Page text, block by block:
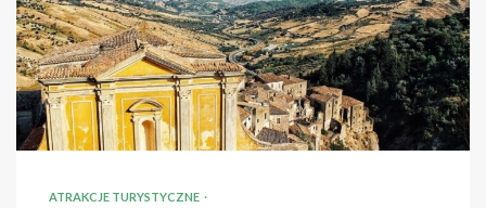
ATRAKCJE TURYSTYCZNE